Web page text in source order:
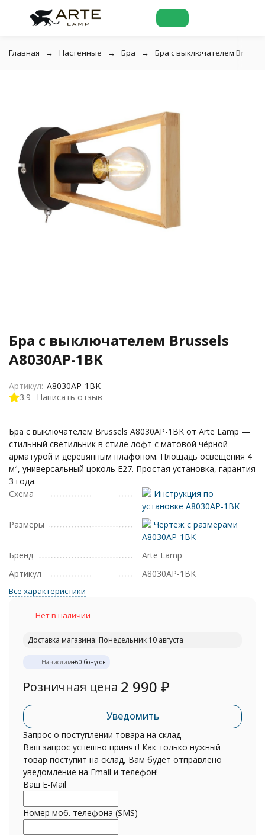
Главная Настенные Бра Бра с выключателем
Бра с выключателем Brussels
A8030AP-1BK
3.9 Написать отзыв
Артикул: A8030AP-1BK
Бра с выключателем Brussels A8030AP-1BK от Arte Lamp —
стильный светильник в стиле лофт с матовой чёрной
арматурой и деревянным плафоном. Площадь освещения 4
м², универсальный цоколь E27. Простая установка, гарантия
3 года.
Схема
Инструкция по
установке A8030AP-1BK
Размеры
Чертеж с размерами
A8030AP-1BK
Бренд
Arte Lamp
Артикул
A8030AP-1BK
Все характеристики
Нет в наличии
Доставка магазина: Понедельник 10 августа
Начислим+60 бонусов
Розничная цена 2 990 ₽
Уведомить
Запрос о поступлении товара на склад
Ваш запрос успешно принят! Как только нужный
товар поступит на склад, Вам будет отправлено
уведомление на Email и телефон!
Ваш E-Mail
Номер моб. телефона (SMS)